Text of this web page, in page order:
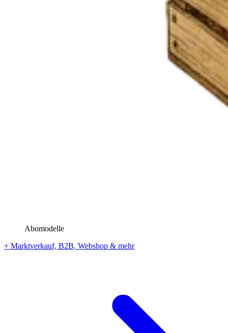
Abomodelle
+ Marktverkauf, B2B, Webshop & mehr